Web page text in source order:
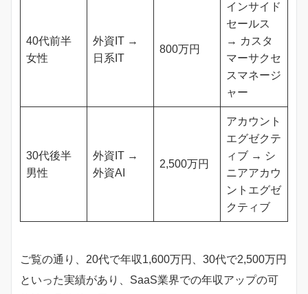
40代前半
女性
外資IT →
日系IT
800万円
インサイド
セールス
→ カスタ
マーサクセ
スマネージ
ャー
30代後半
男性
外資IT →
外資AI
2,500万円
アカウント
エグゼクテ
ィブ → シ
ニアアカウ
ントエグゼ
クティブ
ご覧の通り、20代で年収1,600万円、30代で2,500万円
といった実績があり、SaaS業界での年収アップの可